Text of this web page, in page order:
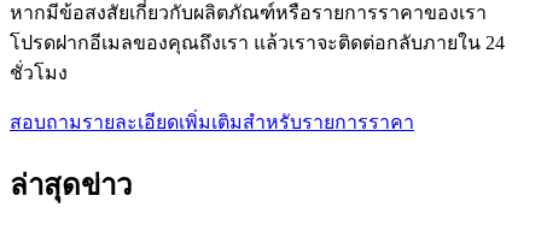
หากมีข้อสงสัยเกี่ยวกับผลิตภัณฑ์หรือรายการราคาของเรา
โปรดฝากอีเมลของคุณถึงเรา แล้วเราจะติดต่อกลับภายใน 24
ชั่วโมง
สอบถามรายละเอียดเพิ่มเติมสำหรับรายการราคา
ล่าสุดข่าว